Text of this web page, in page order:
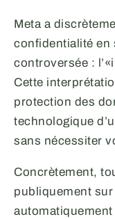
Meta a
confidentialité en
controversée :
Cette
protection des
technologique
sans nécessiter
Concrètement,
publiquement
automatiquement